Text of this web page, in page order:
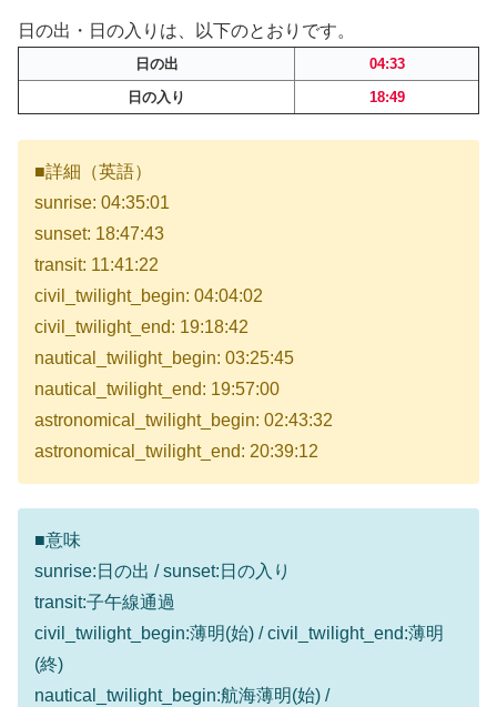
日の出・日の入りは、以下のとおりです。
日の出
04:33
日の入り
18:49
■詳細（英語）
sunrise: 04:35:01
sunset: 18:47:43
transit: 11:41:22
civil_twilight_begin: 04:04:02
civil_twilight_end: 19:18:42
nautical_twilight_begin: 03:25:45
nautical_twilight_end: 19:57:00
astronomical_twilight_begin: 02:43:32
astronomical_twilight_end: 20:39:12
■意味
sunrise:日の出 / sunset:日の入り
transit:子午線通過
civil_twilight_begin:薄明(始) / civil_twilight_end:薄明
(終)
nautical_twilight_begin:航海薄明(始) /